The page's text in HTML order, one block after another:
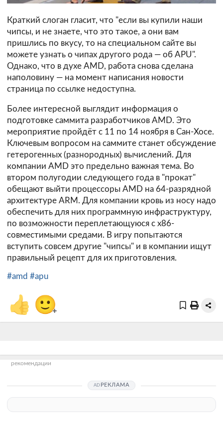
Краткий слоган гласит, что "если вы купили наши
чипсы, и не знаете, что это такое, а они вам
пришлись по вкусу, то на специальном сайте вы
можете узнать о чипах другого рода — об APU".
Однако, что в духе AMD, работа снова сделана
наполовину — на момент написания новости
страница по ссылке недоступна.
Более интересной выглядит информация о
подготовке саммита разработчиков AMD. Это
мероприятие пройдёт с 11 по 14 ноября в Сан-Хосе.
Ключевым вопросом на саммите станет обсуждение
гетерогенных (разнородных) вычислений. Для
компании AMD это предельно важная тема. Во
втором полугодии следующего года в "прокат"
обещают выйти процессоры AMD на 64-разрядной
архитектуре ARM. Для компании кровь из носу надо
обеспечить для них программную инфраструктуру,
по возможности переплетающуюся с x86-
совместимыми средами. В игру попытаются
вступить совсем другие "чипсы" и в компании ищут
правильный рецепт для их приготовления.
#amd #apu
👍 🙂+
рекомендации
РЕКЛАМА